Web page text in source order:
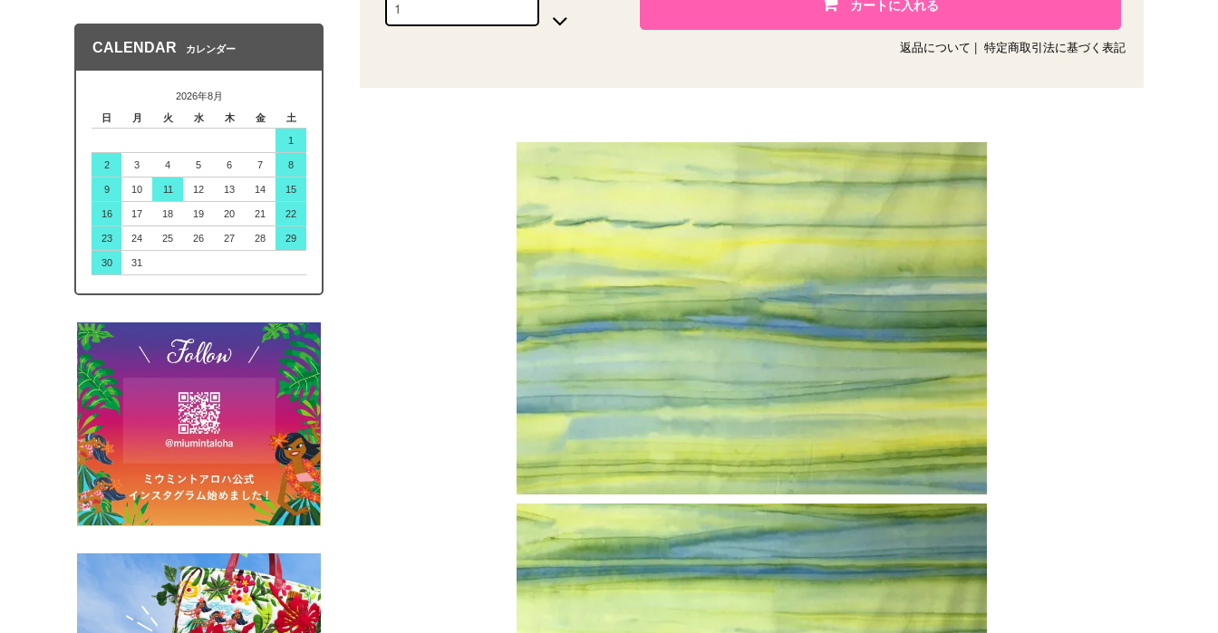
カートに入れる
返品について 特定商取引法に基づく表記
CALENDAR カレンダー
2026年8月
日
月 火 水 木 金 土
1
2 3 4 5 6 7 8
9 10 11 12 13 14 15
16 17 18 19 20 21 22
23 24 25 26 27 28 29
30 31